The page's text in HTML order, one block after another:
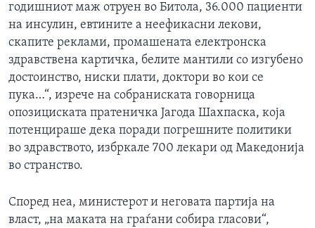
годишниот маж отруен во Битола, 36.000 пациенти
на инсулин, евтините а неефикасни лекови,
скапите реклами, промашената електронска
здравствена картичка, белите мантили со изгубено
достоинство, ниски плати, доктори во кои се
пука…“, изрече на собраниската говорница
опозициската пратеничка Јагода Шахпаска, која
потенцираше дека поради погрешните политики
во здравството, избркале 700 лекари од Македонија
во странство.
Според неа, министерот и неговата партија на
власт, „на маката на граѓани собира гласови“,